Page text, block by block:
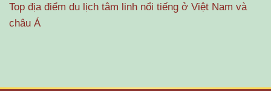
Top địa điểm du lịch tâm linh nổi tiếng ở Việt Nam và
châu Á